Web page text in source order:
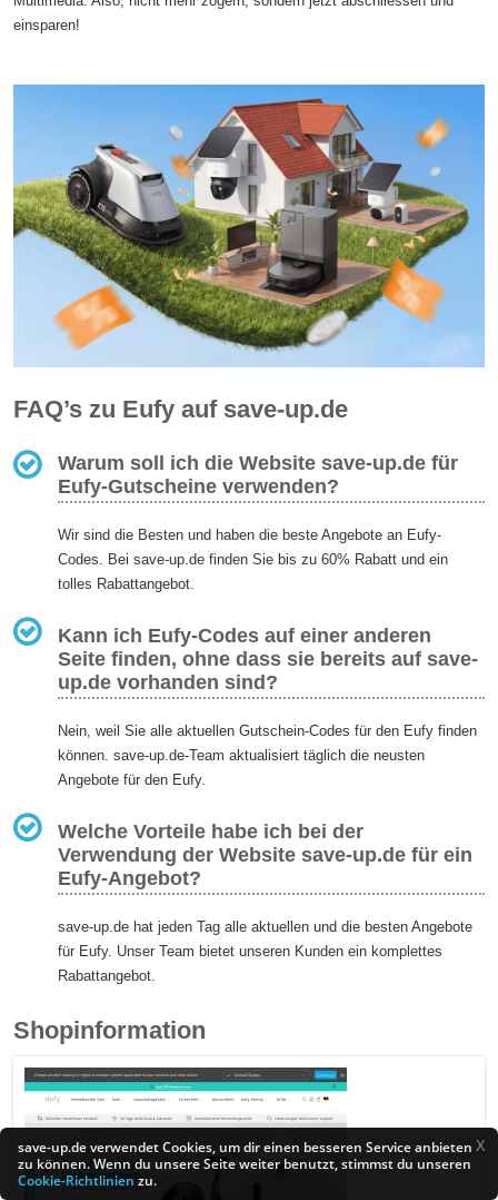
X
save-up.de verwendet Cookies, um dir einen besseren Service anbieten
zu können. Wenn du unsere Seite weiter benutzt, stimmst du unseren
Cookie-Richtlinien zu.
einsparen!
FAQ’s zu Eufy auf save-up.de
Warum soll ich die Website save-up.de für
Eufy-Gutscheine verwenden?
Wir sind die Besten und haben die beste Angebote an Eufy-
Codes. Bei save-up.de finden Sie bis zu 60% Rabatt und ein
tolles Rabattangebot.
Kann ich Eufy-Codes auf einer anderen
Seite finden, ohne dass sie bereits auf save-
up.de vorhanden sind?
Nein, weil Sie alle aktuellen Gutschein-Codes für den Eufy finden
können. save-up.de-Team aktualisiert täglich die neusten
Angebote für den Eufy.
Welche Vorteile habe ich bei der
Verwendung der Website save-up.de für ein
Eufy-Angebot?
save-up.de hat jeden Tag alle aktuellen und die besten Angebote
für Eufy. Unser Team bietet unseren Kunden ein komplettes
Rabattangebot.
Shopinformation